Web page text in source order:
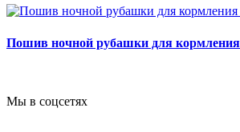
Пошив ночной рубашки для кормления
Мы в соцсетях